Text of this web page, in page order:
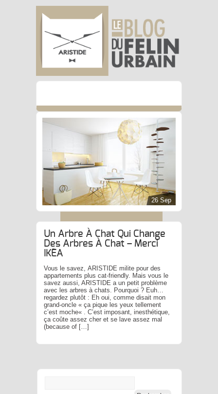
26 Sep
Un Arbre À Chat Qui Change
Des Arbres À Chat – Merci
IKEA
Vous le savez, ARISTIDE milite pour des
appartements plus cat-friendly. Mais vous le
savez aussi, ARISTIDE a un petit problème
avec les arbres à chats. Pourquoi ? Euh…
regardez plutôt : Eh oui, comme disait mon
grand-oncle « ça pique les yeux tellement
c’est moche« . C’est imposant, inesthétique,
ça coûte assez cher et se lave assez mal
(because of […]